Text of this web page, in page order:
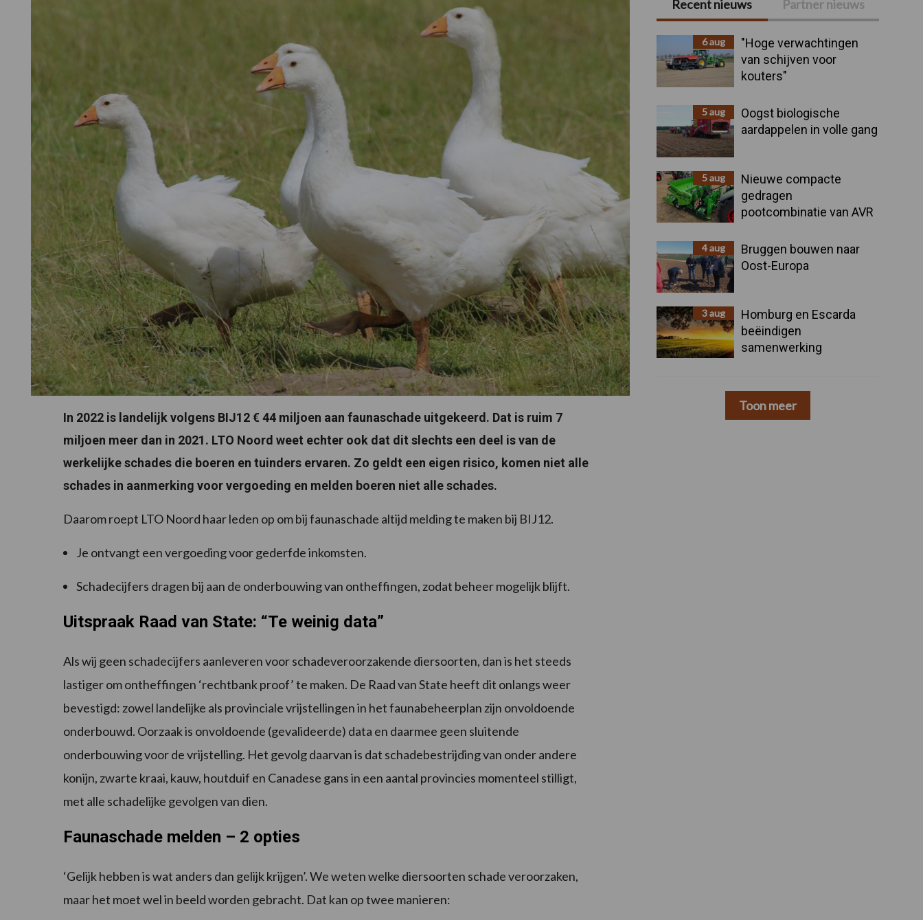
In 2022 is landelijk volgens BIJ12 € 44 miljoen aan faunaschade uitgekeerd. Dat is ruim 7
miljoen meer dan in 2021. LTO Noord weet echter ook dat dit slechts een deel is van de
werkelijke schades die boeren en tuinders ervaren. Zo geldt een eigen risico, komen niet alle
schades in aanmerking voor vergoeding en melden boeren niet alle schades.
Daarom roept LTO Noord haar leden op om bij faunaschade altijd melding te maken bij BIJ12.
Je ontvangt een vergoeding voor gederfde inkomsten.
Schadecijfers dragen bij aan de onderbouwing van ontheffingen, zodat beheer mogelijk blijft.
Uitspraak Raad van State: “Te weinig data”
Als wij geen schadecijfers aanleveren voor schadeveroorzakende diersoorten, dan is het steeds
lastiger om ontheffingen ‘rechtbank proof’ te maken. De Raad van State heeft dit onlangs weer
bevestigd: zowel landelijke als provinciale vrijstellingen in het faunabeheerplan zijn onvoldoende
onderbouwd. Oorzaak is onvoldoende (gevalideerde) data en daarmee geen sluitende
onderbouwing voor de vrijstelling. Het gevolg daarvan is dat schadebestrijding van onder andere
konijn, zwarte kraai, kauw, houtduif en Canadese gans in een aantal provincies momenteel stilligt,
met alle schadelijke gevolgen van dien.
Faunaschade melden – 2 opties
‘Gelijk hebben is wat anders dan gelijk krijgen’. We weten welke diersoorten schade veroorzaken,
maar het moet wel in beeld worden gebracht. Dat kan op twee manieren:
Primaire
Sidebar
Recent nieuws Partner nieuws
6 aug
"Hoge verwachtingen
van schijven voor
kouters"
5 aug
Oogst biologische
aardappelen in volle gang
5 aug
Nieuwe compacte
gedragen
pootcombinatie van AVR
4 aug
Bruggen bouwen naar
Oost-Europa
3 aug
Homburg en Escarda
beëindigen
samenwerking
Toon meer